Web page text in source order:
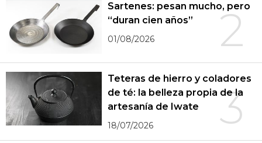
2
Sartenes: pesan mucho, pero
“duran cien años”
01/08/2026
3
Teteras de hierro y coladores
de té: la belleza propia de la
artesanía de Iwate
18/07/2026